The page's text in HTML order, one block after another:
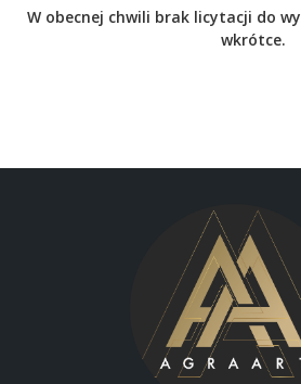
W obecnej chwili brak licytacji do
wkrótce.